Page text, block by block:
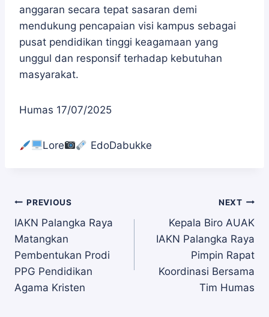
anggaran secara tepat sasaran demi
mendukung pencapaian visi kampus sebagai
pusat pendidikan tinggi keagamaan yang
unggul dan responsif terhadap kebutuhan
masyarakat.
Humas 17/07/2025
Lore EdoDabukke
Navigasi
pos
PREVIOUS
IAKN Palangka Raya
Matangkan
Pembentukan Prodi
PPG Pendidikan
Agama Kristen
NEXT
Kepala Biro AUAK
IAKN Palangka Raya
Pimpin Rapat
Koordinasi Bersama
Tim Humas